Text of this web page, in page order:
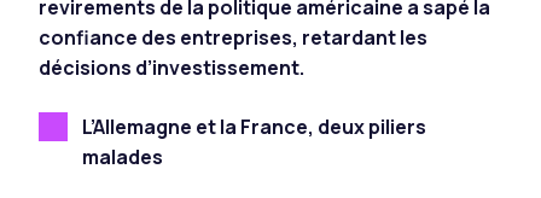
revirements de la politique américaine a sapé la
confiance des entreprises, retardant les
décisions d’investissement.
L’Allemagne et la France, deux piliers
malades